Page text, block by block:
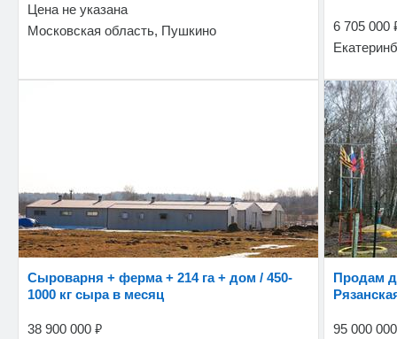
Цена не указана
Московская область, Пушкино
6 705 000
Сыроварня + ферма + 214 га + дом / 450-
1000 кг сыра в месяц
38 900 000 ₽
Продам действующий санаторий
95 000